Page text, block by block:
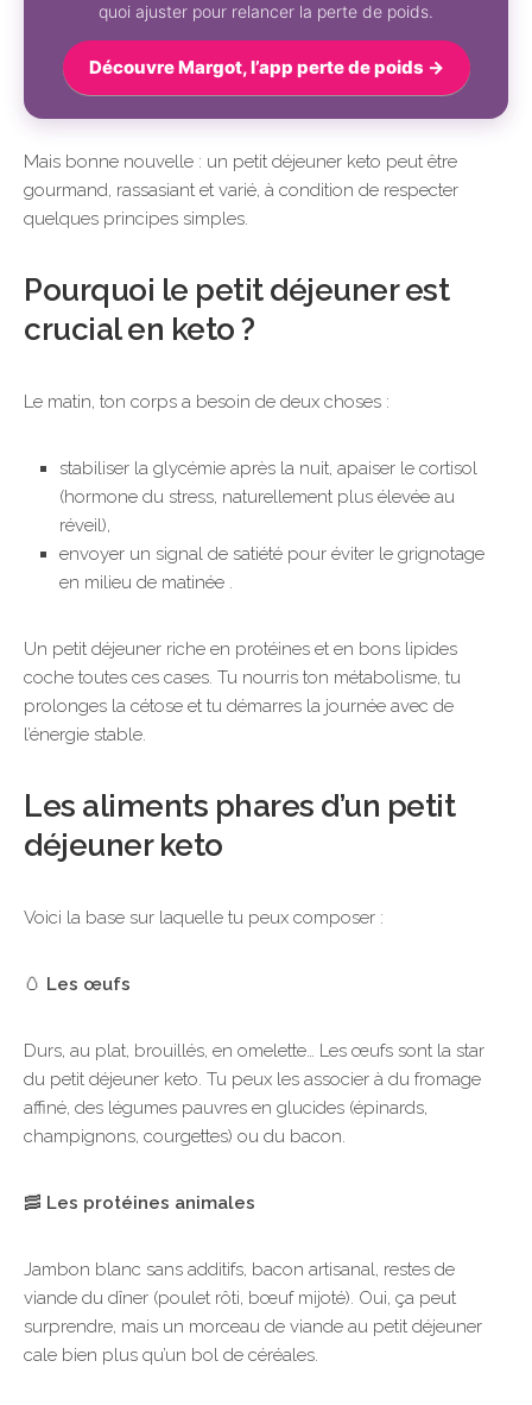
quoi ajuster pour relancer la perte de poids.
Découvre Margot, l’app perte de poids →
Mais bonne nouvelle : un petit déjeuner keto peut être
gourmand, rassasiant et varié, à condition de respecter
quelques principes simples.
Pourquoi le petit déjeuner est
crucial en keto ?
Le matin, ton corps a besoin de deux choses :
stabiliser la glycémie après la nuit, apaiser le cortisol
(hormone du stress, naturellement plus élevée au
réveil),
envoyer un signal de satiété pour éviter le grignotage
en milieu de matinée .
Un petit déjeuner riche en protéines et en bons lipides
coche toutes ces cases. Tu nourris ton métabolisme, tu
prolonges la cétose et tu démarres la journée avec de
l’énergie stable.
Les aliments phares d’un petit
déjeuner keto
Voici la base sur laquelle tu peux composer :
🥚 Les œufs
Durs, au plat, brouillés, en omelette… Les œufs sont la star
du petit déjeuner keto. Tu peux les associer à du fromage
affiné, des légumes pauvres en glucides (épinards,
champignons, courgettes) ou du bacon.
🥓 Les protéines animales
Jambon blanc sans additifs, bacon artisanal, restes de
viande du dîner (poulet rôti, bœuf mijoté). Oui, ça peut
surprendre, mais un morceau de viande au petit déjeuner
cale bien plus qu’un bol de céréales.